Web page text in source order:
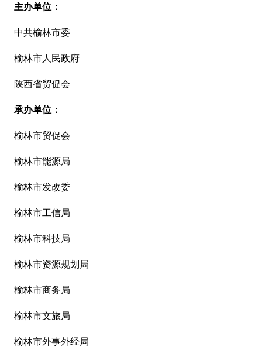
主办单位：
中共榆林市委
榆林市人民政府
陕西省贸促会
承办单位：
榆林市贸促会
榆林市能源局
榆林市发改委
榆林市工信局
榆林市科技局
榆林市资源规划局
榆林市商务局
榆林市文旅局
榆林市外事外经局